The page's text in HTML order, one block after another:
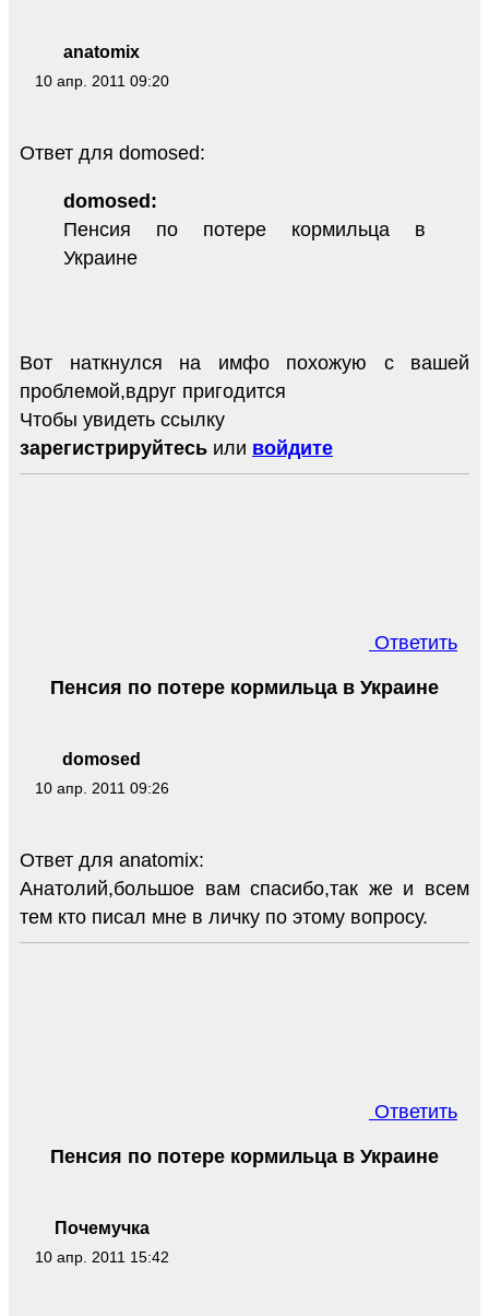
anatomix
10 апр. 2011 09:20
Ответ для domosed:
domosed:
Пенсия по потере кормильца в
Украине
Вот наткнулся на имфо похожую с вашей
проблемой,вдруг пригодится
Чтобы увидеть ссылку
зарегистрируйтесь или войдите
Ответить
domosed
10 апр. 2011 09:26
Пенсия по потере кормильца в Украине
Ответ для anatomix:
Анатолий,большое вам спасибо,так же и всем
тем кто писал мне в личку по этому вопросу.
Ответить
Почемучка
10 апр. 2011 15:42
Пенсия по потере кормильца в Украине